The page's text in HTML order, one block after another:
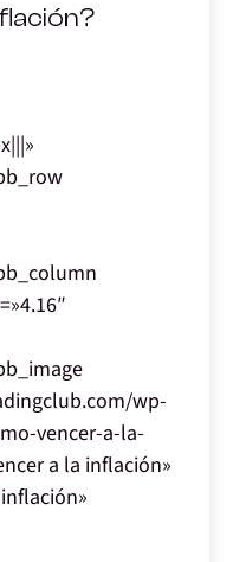
wp-
vencer-a-la-
a la inflación»